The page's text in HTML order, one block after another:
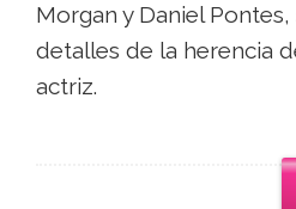
Morgan y Daniel
detalles de la herencia
actriz.